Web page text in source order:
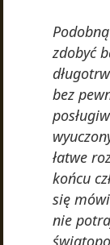
zdobyć
bez
łatwe
końcu
się
nie